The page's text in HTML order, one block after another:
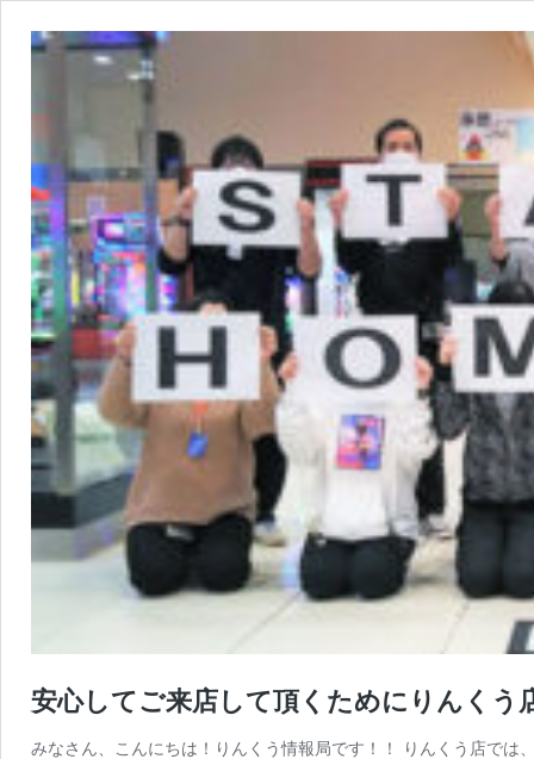
安心してご来店して頂くためにりんく
みなさん、こんにちは！りんくう情報局です！！ りんくう店で